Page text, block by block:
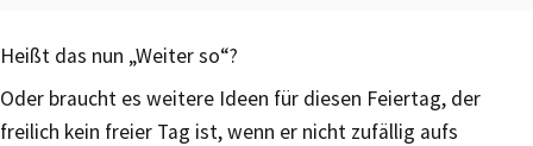
Heißt das nun „Weiter so“?
Oder braucht es weitere Ideen für diesen Feiertag, der
freilich kein freier Tag ist, wenn er nicht zufällig aufs